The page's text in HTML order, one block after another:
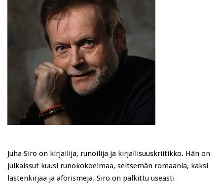
Juha Siro on kirjailija, runoilija ja kirjallisuuskriitikko. Hän on
julkaissut kuusi runokokoelmaa, seitsemän romaania, kaksi
lastenkirjaa ja aforismeja. Siro on palkittu useasti